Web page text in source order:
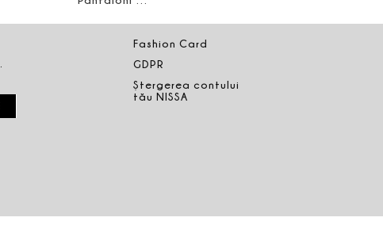
Fashion Card
GDPR
Ștergerea contului
tău NISSA